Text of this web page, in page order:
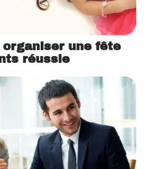
organiser une fête
réussie